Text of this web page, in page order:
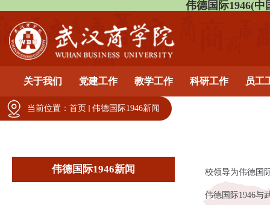
伟德国际1946(中
关于我们 党建工作 教学工作 科研工作 员工
伟德国际1946新闻 校领导为伟德国
伟德国际1946与
当前位置： 首页 伟德国际1946新闻